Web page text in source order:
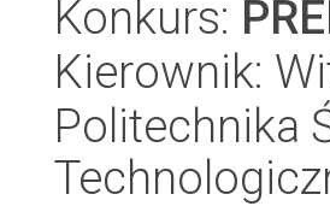
Konkurs:
Kierownik:
Politechnika